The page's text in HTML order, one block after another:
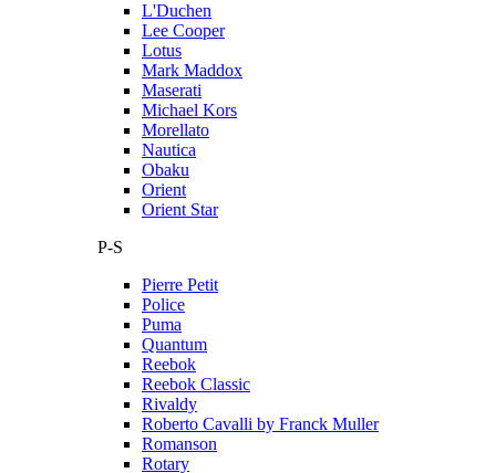
L'Duchen
Lee Cooper
Lotus
Mark Maddox
Maserati
Michael Kors
Morellato
Nautica
Obaku
Orient
Orient Star
P-S
Pierre Petit
Police
Puma
Quantum
Reebok
Reebok Classic
Rivaldy
Roberto Cavalli by Franck Muller
Romanson
Rotary